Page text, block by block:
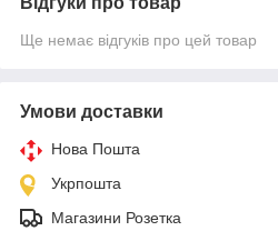
Ще немає відгуків про цей товар
Умови доставки
Нова Пошта
Укрпошта
Магазини Розетка